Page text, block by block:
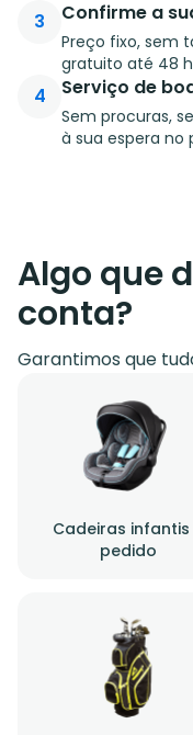
3 Confirme a
Preço fixo, sem
gratuito até 48
4 Serviço de
Sem procuras,
à sua espera no
Algo que
conta?
Garantimos que
Cadeiras infantis
pedido